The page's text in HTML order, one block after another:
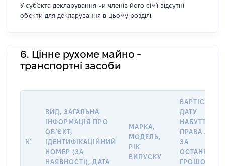
У суб'єкта декларування чи членів його сім'ї відсутні
об'єкти для декларування в цьому розділі.
6. Цінне рухоме майно -
транспортні засоби
№
ВИД, ЗАГАЛЬНА
ІНФОРМАЦІЯ ПРО
ОБʼЄКТ,
ІДЕНТИФІКАЦІЙНИЙ
НОМЕР (ЗА
НАЯВНОСТІ), ДАТА
МАРКА,
МОДЕЛЬ,
РІК
ВИПУСКУ
ВАРТІСТЬ НА
ДАТУ
НАБУТТЯ
ПРАВА АБО
ЗА
ГРОШОВОЮ